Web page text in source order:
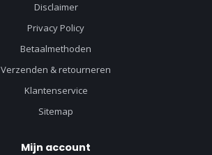
Disclaimer
Privacy Policy
Betaalmethoden
Verzenden & retourneren
Klantenservice
Sitemap
Mijn account